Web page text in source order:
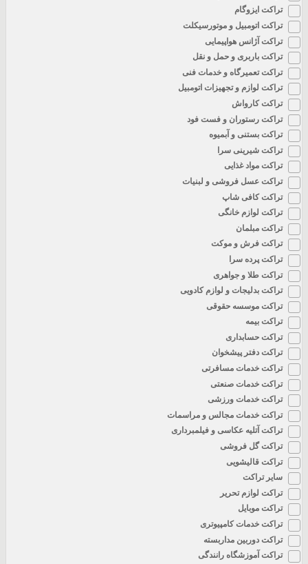
تراکت ایزوگام
تراکت اتومبیل و موتورسیکلت
تراکت آژانس هواپیمایی
تراکت باربری و حمل و نقل
تراکت تعمیرگاه و خدمات فنی
تراکت لوازم و تجهیزات اتومبیل
تراکت کارواش
تراکت رستوران و فست فود
تراکت بستنی و آبمیوه
تراکت شیرینی سرا
تراکت مواد غذایی
تراکت عسل فروشی و لبنیات
تراکت کافی شاپ
تراکت لوازم خانگی
تراکت مبلمان
تراکت فرش و موکت
تراکت پرده سرا
تراکت طلا و جواهری
تراکت بدلیجات و لوازم کادویی
تراکت موسسه حقوقی
تراکت بیمه
تراکت حسابداری
تراکت دفتر پیشخوان
تراکت خدمات مسافرتی
تراکت خدمات صنعتی
تراکت خدمات ورزشی
تراکت خدمات مجالس و مراسمات
تراکت آتلیه عکاسی و فیلمبرداری
تراکت گل فروشی
تراکت قالیشویی
سایر تراکت
تراکت لوازم تحریر
تراکت موبایل
تراکت خدمات کامپیوتری
تراکت دوربین مداربسته
تراکت آموزشگاه رانندگی